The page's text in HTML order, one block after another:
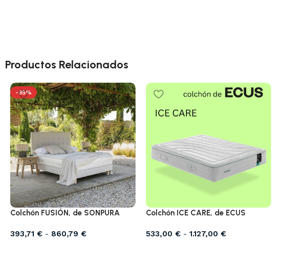
Productos Relacionados
-35%
Colchón FUSIÓN, de SONPURA
393,71 € - 860,79 €
Colchón ICE CARE, de ECUS
533,00 € - 1.127,00 €